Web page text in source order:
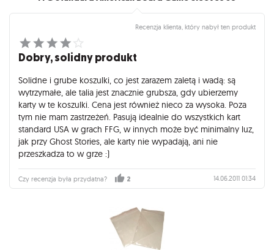
Recenzja klienta, który nabył ten produkt
Dobry, solidny produkt
Solidne i grube koszulki, co jest zarazem zaletą i wadą: są
wytrzymałe, ale talia jest znacznie grubsza, gdy ubierzemy
karty w te koszulki. Cena jest również nieco za wysoka. Poza
tym nie mam zastrzeżeń. Pasują idealnie do wszystkich kart
standard USA w grach FFG, w innych może być minimalny luz,
jak przy Ghost Stories, ale karty nie wypadają, ani nie
przeszkadza to w grze :)
Czy recenzja była przydatna? 2 14.06.2011 01:34